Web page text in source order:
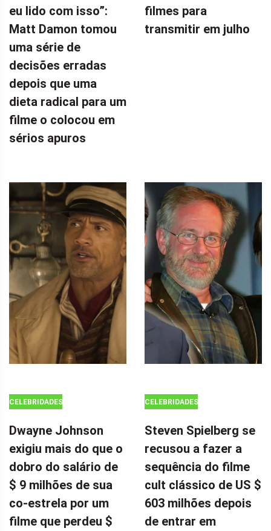
eu lido com isso”:
Matt Damon tomou
uma série de
decisões erradas
depois que uma
dieta radical para um
filme o colocou em
sérios apuros
filmes para
transmitir em julho
CELEBRIDADES
Dwayne Johnson
exigiu mais do que o
dobro do salário de
$ 9 milhões de sua
co-estrela por um
filme que perdeu $
CELEBRIDADES
Steven Spielberg se
recusou a fazer a
sequência do filme
cult clássico de US $
603 milhões depois
de entrar em